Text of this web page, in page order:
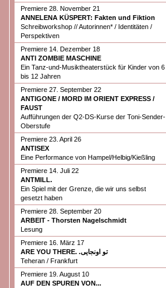
Premiere 28. November 21
ANNELENA KÜSPERT: Fakten und Fiktion
Schreibworkshop // Autorinnen* / Identitäten /
Perspektiven
Premiere 14. Dezember 18
ANTI ZOMBIE MASCHINE
Ein Tanz-und-Musiktheaterstück für Kinder von 6
bis 12 Jahren
Premiere 27. September 22
ANTIGONE / MORD IM ORIENT EXPRESS /
FAUST
Aufführungen der Q2-DS-Kurse der Toni-Sender-
Oberstufe
Premiere 23. April 26
ANTISEX
Eine Performance von Hampel/Helbig/Kießling
Premiere 14. Juli 22
ANTMILL.
Ein Spiel mit der Grenze, die wir uns selbst
gesetzt haben
Premiere 28. September 20
ARBEIT - Thorsten Nagelschmidt
Lesung
Premiere 16. März 17
ARE YOU THERE. .تو اونجایی
Teheran / Frankfurt
Premiere 19. August 10
AUF DEN SPUREN VON...